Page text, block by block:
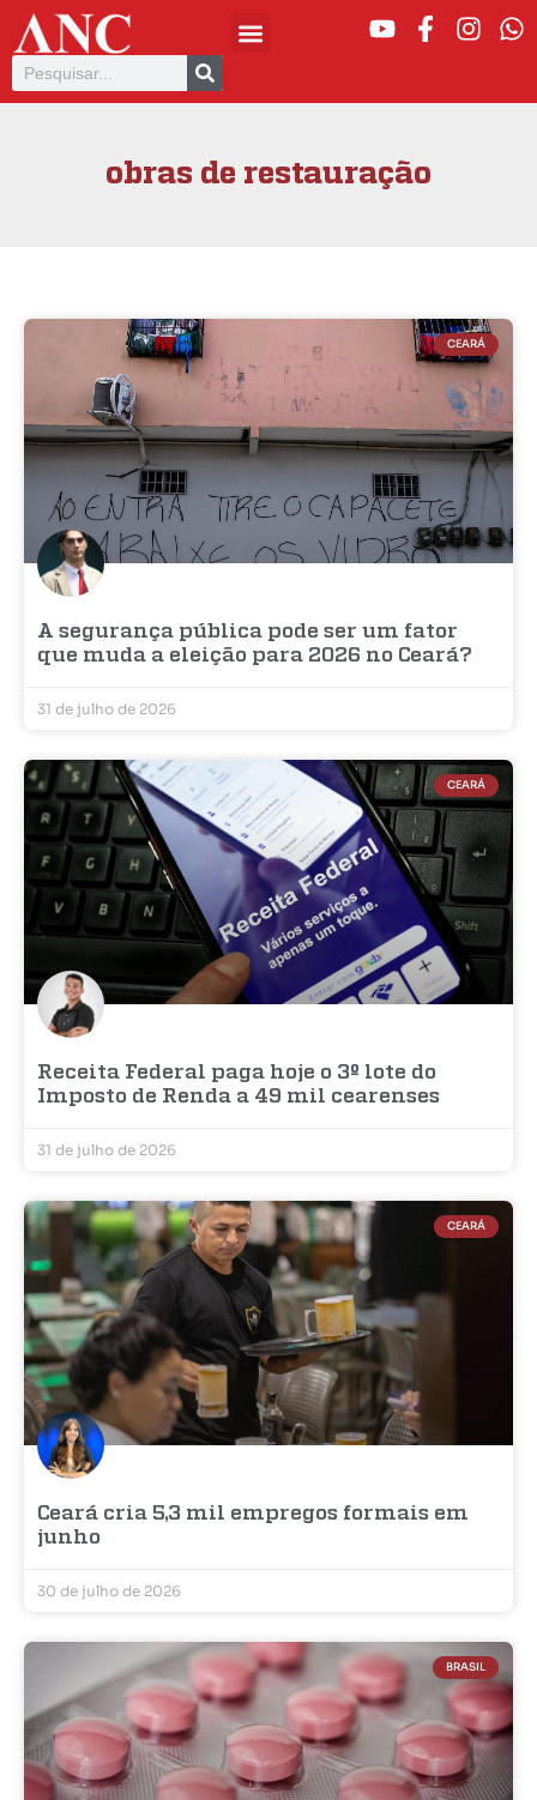
obras de restauração
CEARÁ
A segurança pública pode ser um fator
que muda a eleição para 2026 no Ceará?
31 de julho de 2026
CEARÁ
Receita Federal paga hoje o 3º lote do
Imposto de Renda a 49 mil cearenses
31 de julho de 2026
CEARÁ
Ceará cria 5,3 mil empregos formais em
junho
30 de julho de 2026
BRASIL